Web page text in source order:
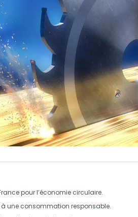
pour l’économie circulaire.
à une consommation responsable.